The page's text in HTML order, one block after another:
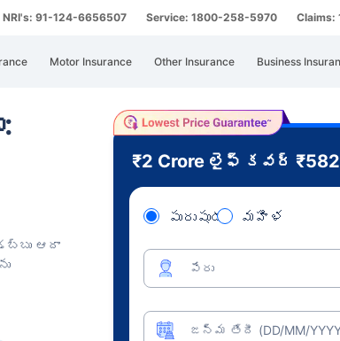
NRI's: 91-124-6656507 Service: 1800-258-5970 Claims:
Motor Insurance Other Insurance Business
ఆదా
₹2 Crore లైఫ్ కవర్ ₹582
పురుషుడు మహిళ
పేరు
జన్మ తేదీ (DD/MM/